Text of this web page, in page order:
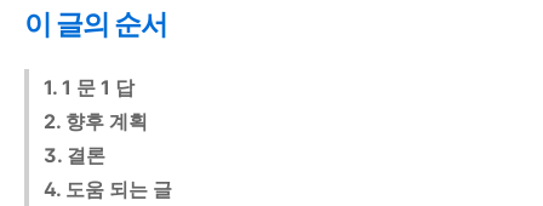
이 글의 순서
1. 1 문 1 답
2. 향후 계획
3. 결론
4. 도움 되는 글